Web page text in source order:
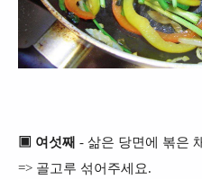
▣ 여섯째 - 삶은 당면에 볶은
=> 골고루 섞어주세요.